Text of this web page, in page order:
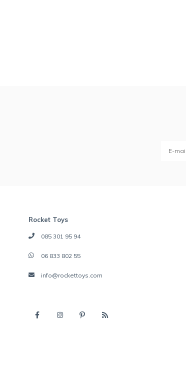
Rocket Toys
085 301 95 94
06 833 802 55
info@rockettoys.com